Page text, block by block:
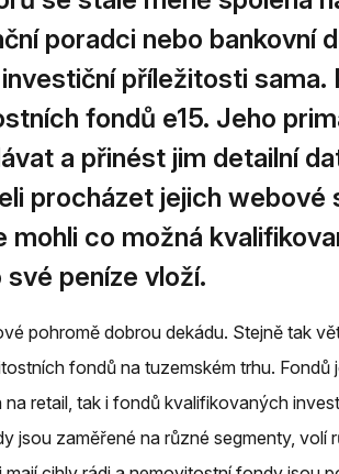
poradci nebo bankovní
příležitosti sama.
fondů e15. Jeho
a přinést jim detailní
procházet jejich webové
co možná
peníze vloží.
pohromě dobrou dekádu. Stejně tak
fondů na tuzemském trhu. Fondů
retail, tak i fondů kvalifikovaných
jsou zaměřené na různé segmenty, volí